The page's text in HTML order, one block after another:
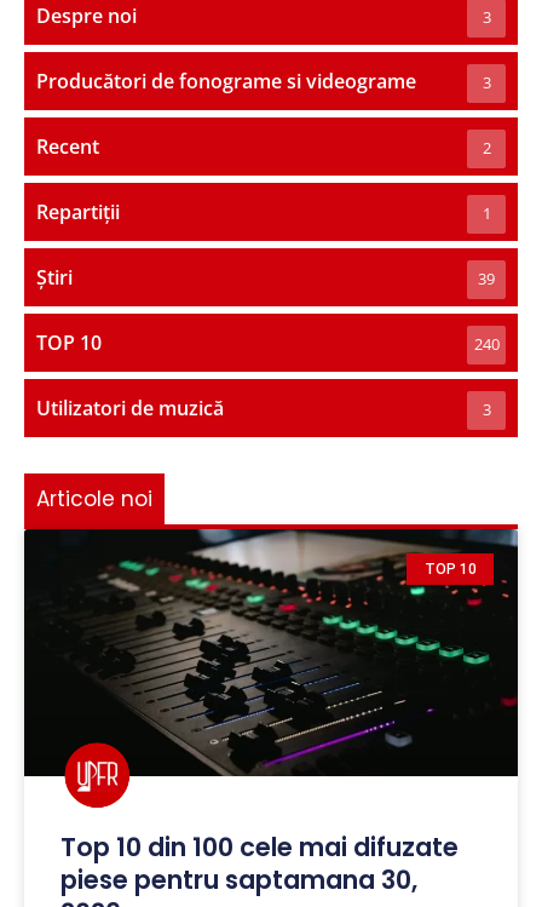
Despre noi 3
Producători de fonograme si videograme 3
Recent 2
Repartiții 1
Știri 39
TOP 10 240
Utilizatori de muzică 3
Articole noi
TOP 10
Top 10 din 100 cele mai difuzate
piese pentru saptamana 30,